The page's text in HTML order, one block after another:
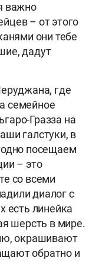
важно
– от этого
они тебе
дадут
где
семейное
Гразза на
галстуки, в
посещаем
– это
со всеми
диалог с
есть линейка
шерсть в мире.
окрашивают
обратно и